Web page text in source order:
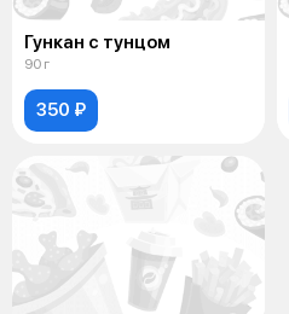
Гункан с тунцом
90 г
350 ₽